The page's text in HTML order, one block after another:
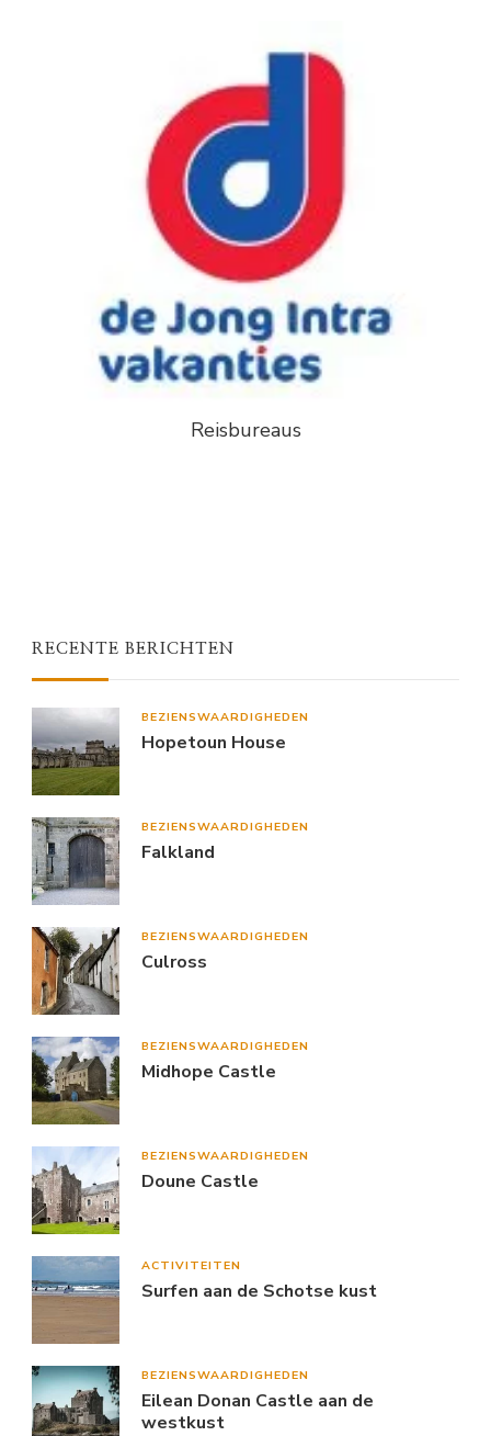
Reisbureaus
RECENTE BERICHTEN
BEZIENSWAARDIGHEDEN
Hopetoun House
BEZIENSWAARDIGHEDEN
Falkland
BEZIENSWAARDIGHEDEN
Culross
BEZIENSWAARDIGHEDEN
Midhope Castle
BEZIENSWAARDIGHEDEN
Doune Castle
ACTIVITEITEN
Surfen aan de Schotse kust
BEZIENSWAARDIGHEDEN
Eilean Donan Castle aan de
westkust